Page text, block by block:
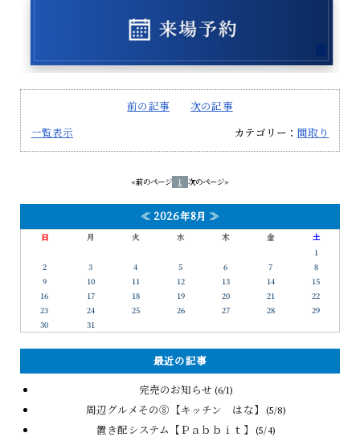
前の記事
次の記事
一覧表示
カテゴリー：間取り
«前のページ 1 次のページ»
≪ 2026年8月 ≫
日 月 火 水 木 金
土
1
2
3 4 5 6 7
8
9
10 11 12 13 14
15
16
17 18 19 20 21
22
23
24 25 26 27 28
29
30
31
最近の記事
完売のお知らせ (6/1)
周辺グルメその⑧【キッチン はな】 (5/8)
置き配システム【Ｐａｂｂｉｔ】 (5/4)